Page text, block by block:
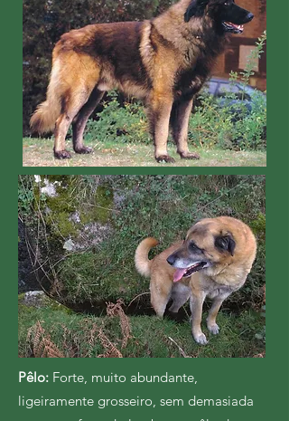
Pêlo: Forte, muito abundante,
ligeiramente grosseiro, sem demasiada